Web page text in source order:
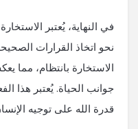
في النهاية، يُعتبر
نحو اتخاذ القرارات
الاستخارة بانتظام، مما
جوانب الحياة. يُعتبر هذا
قدرة الله على توجيه